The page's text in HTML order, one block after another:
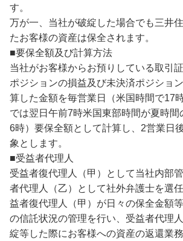
す。
万が一、当社が破綻した場合でも三井
たお客様の資産は保全されます。
■要保全額及び計算方法
当社がお客様からお預りしている取引
ポジションの損益及び未決済ポジショ
算した金額を毎営業日（米国時間で17
では翌日午前7時米国東部時間が夏時間
6時）要保全額として計算し、2営業日
象とします。
■受益者代理人
受益者復代理人（甲）として当社内部
者代理人（乙）として社外弁護士を選
益者復代理人（甲）が日々の保全金額
の信託状況の管理を行い、受益者代理
綻等した際にお客様への資産の返還業務